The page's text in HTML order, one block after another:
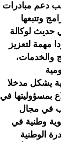
دعم مبادرات
وتتبعها
حديث لوكالة
مهمة لتعزيز
والخدمات،
يشكل مدخلا
بمسؤوليتها في
في مجال
وطنية في
الوطنية